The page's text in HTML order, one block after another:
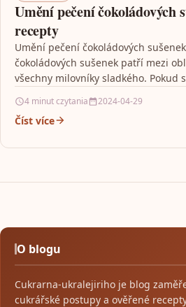
Umění pečení čokoládových
recepty
Umění pečení čokoládových
čokoládových sušenek patří mezi
všechny milovníky sladkého. Pokud
4 minut czytania 2024-04-29
Číst více
O blogu
Cukrarna-ukralejiriho je blog
cukrářské postupy a ověřené